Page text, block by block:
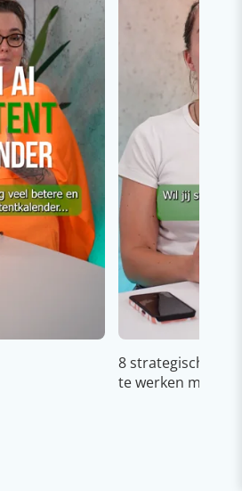
8 strategische
te werken met